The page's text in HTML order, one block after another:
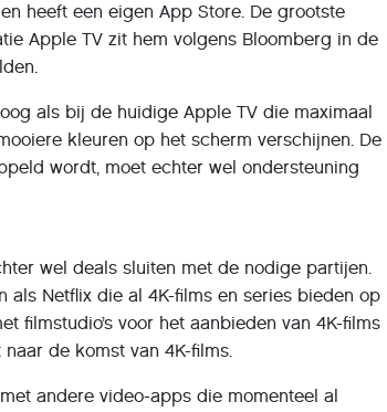
heeft een eigen App Store. De grootste
Apple TV zit hem volgens Bloomberg in de
als bij de huidige Apple TV die maximaal
kleuren op het scherm verschijnen. De
wordt, moet echter wel ondersteuning
wel deals sluiten met de nodige partijen.
Netflix die al 4K-films en series bieden op
filmstudio’s voor het aanbieden van 4K-films
de komst van 4K-films.
andere video-apps die momenteel al